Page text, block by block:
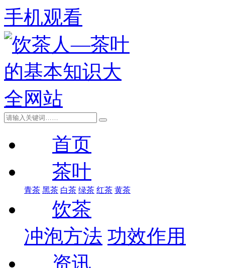
手机观看
首页
茶叶
青茶 黑茶 白茶 绿茶 红茶 黄茶
饮茶
冲泡方法 功效作用
资讯